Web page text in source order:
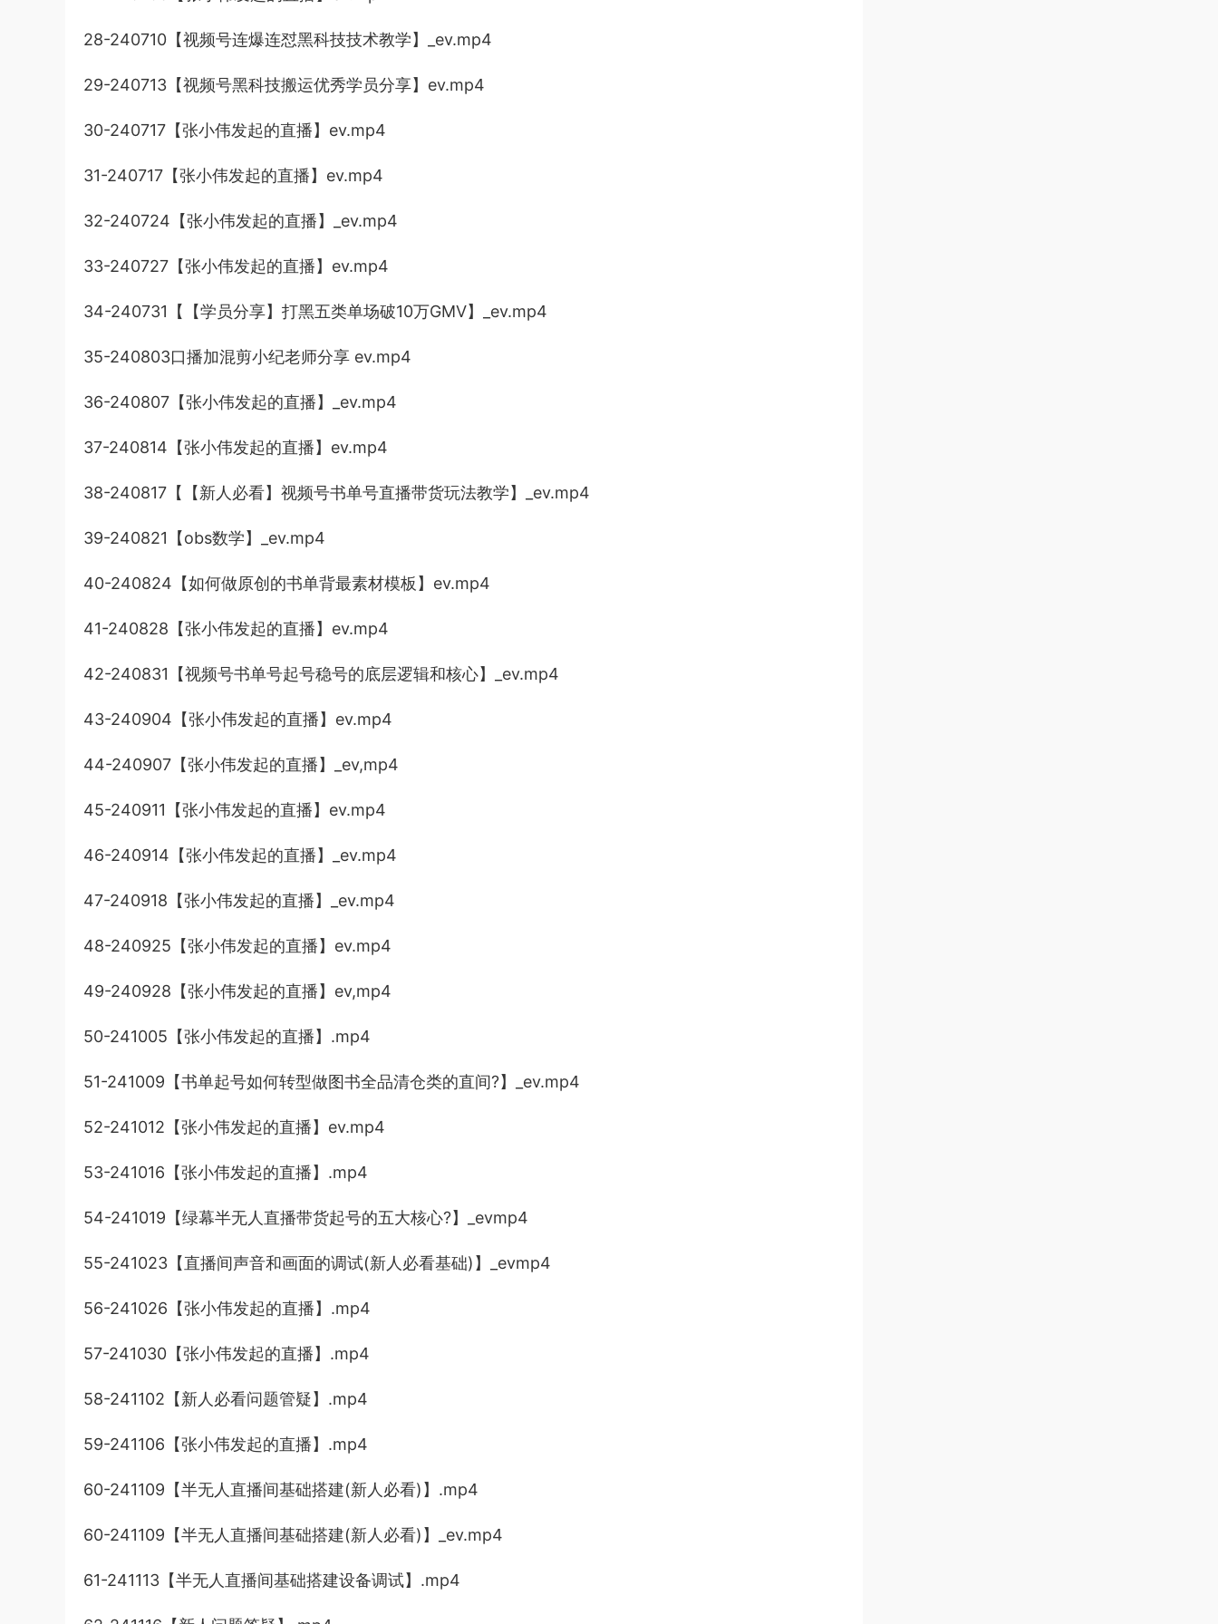
28-240710【视频号连爆连怼黑科技技术教学】_ev.mp4
29-240713【视频号黑科技搬运优秀学员分享】ev.mp4
30-240717【张小伟发起的直播】ev.mp4
31-240717【张小伟发起的直播】ev.mp4
32-240724【张小伟发起的直播】_ev.mp4
33-240727【张小伟发起的直播】ev.mp4
34-240731【【学员分享】打黑五类单场破10万GMV】_ev.mp4
35-240803口播加混剪小纪老师分享 ev.mp4
36-240807【张小伟发起的直播】_ev.mp4
37-240814【张小伟发起的直播】ev.mp4
38-240817【【新人必看】视频号书单号直播带货玩法教学】_ev.mp4
39-240821【obs数学】_ev.mp4
40-240824【如何做原创的书单背最素材模板】ev.mp4
41-240828【张小伟发起的直播】ev.mp4
42-240831【视频号书单号起号稳号的底层逻辑和核心】_ev.mp4
43-240904【张小伟发起的直播】ev.mp4
44-240907【张小伟发起的直播】_ev,mp4
45-240911【张小伟发起的直播】ev.mp4
46-240914【张小伟发起的直播】_ev.mp4
47-240918【张小伟发起的直播】_ev.mp4
48-240925【张小伟发起的直播】ev.mp4
49-240928【张小伟发起的直播】ev,mp4
50-241005【张小伟发起的直播】.mp4
51-241009【书单起号如何转型做图书全品清仓类的直间?】_ev.mp4
52-241012【张小伟发起的直播】ev.mp4
53-241016【张小伟发起的直播】.mp4
54-241019【绿幕半无人直播带货起号的五大核心?】_evmp4
55-241023【直播间声音和画面的调试(新人必看基础)】_evmp4
56-241026【张小伟发起的直播】.mp4
57-241030【张小伟发起的直播】.mp4
58-241102【新人必看问题管疑】.mp4
59-241106【张小伟发起的直播】.mp4
60-241109【半无人直播间基础搭建(新人必看)】.mp4
60-241109【半无人直播间基础搭建(新人必看)】_ev.mp4
61-241113【半无人直播间基础搭建设备调试】.mp4